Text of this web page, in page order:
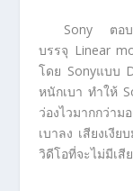
Sony ตอบ
บรรจุ Linear
โดย Sonyแบบ
หนักเบา ทำให้
ว่องไวมากกว่าม
เบาลง เสียงเงี
วิดีโอที่จะไม่มีเสี